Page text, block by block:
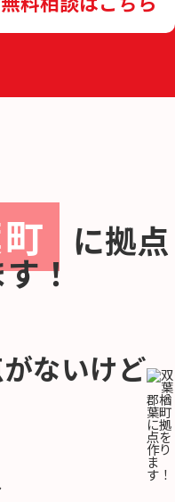
に拠点
！
ないけど